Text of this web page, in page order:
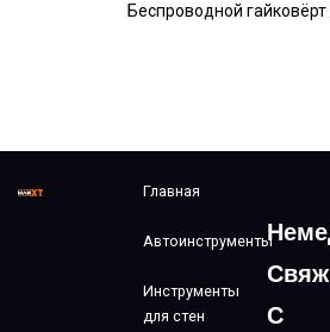
Беспроводной гайковёрт
Главная
Автоинструменты
Инструменты
для стен
С